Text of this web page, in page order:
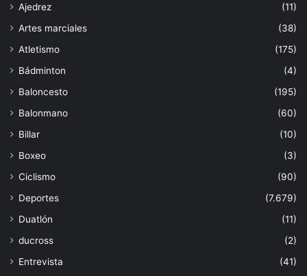
Ajedrez
(11)
Artes marciales
(38)
Atletismo
(175)
Bádminton
(4)
Baloncesto
(195)
Balonmano
(60)
Billar
(10)
Boxeo
(3)
Ciclismo
(90)
Deportes
(7.679)
Duatlón
(11)
ducross
(2)
Entrevista
(41)